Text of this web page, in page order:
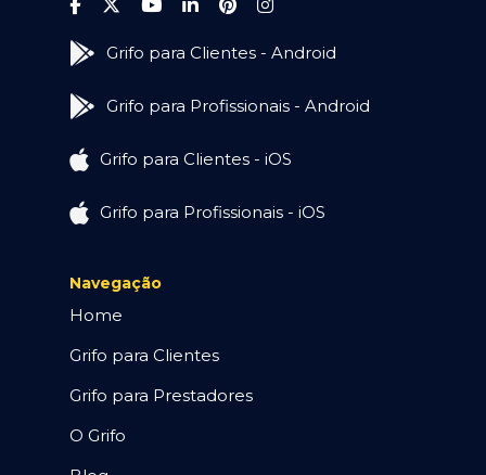
Grifo para Clientes - Android
Grifo para Profissionais - Android
Grifo para Clientes - iOS
Grifo para Profissionais - iOS
Navegação
Home
Grifo para Clientes
Grifo para Prestadores
O Grifo